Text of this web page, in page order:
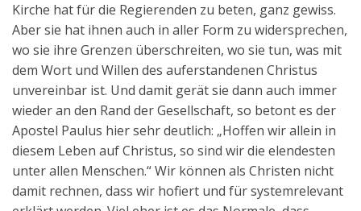
Kirche hat für die Regierenden zu beten, ganz gewiss.
Aber sie hat ihnen auch in aller Form zu widersprechen,
wo sie ihre Grenzen überschreiten, wo sie tun, was mit
dem Wort und Willen des auferstandenen Christus
unvereinbar ist. Und damit gerät sie dann auch immer
wieder an den Rand der Gesellschaft, so betont es der
Apostel Paulus hier sehr deutlich: „Hoffen wir allein in
diesem Leben auf Christus, so sind wir die elendesten
unter allen Menschen.“ Wir können als Christen nicht
damit rechnen, dass wir hofiert und für systemrelevant